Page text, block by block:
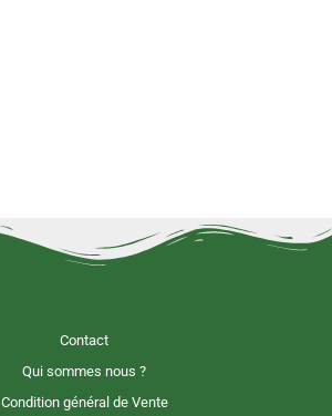
Contact
Qui sommes nous ?
Condition général de Vente